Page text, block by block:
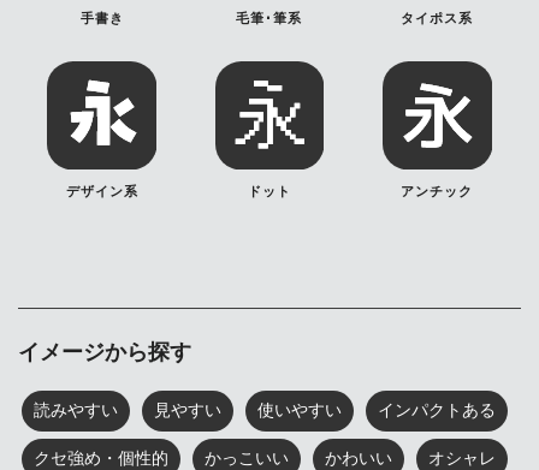
手書き 毛筆･筆系 タイポス系
デザイン系 ドット アンチック
イメージから探す
読みやすい 見やすい 使いやすい インパクトある
クセ強め・個性的 かっこいい かわいい オシャレ